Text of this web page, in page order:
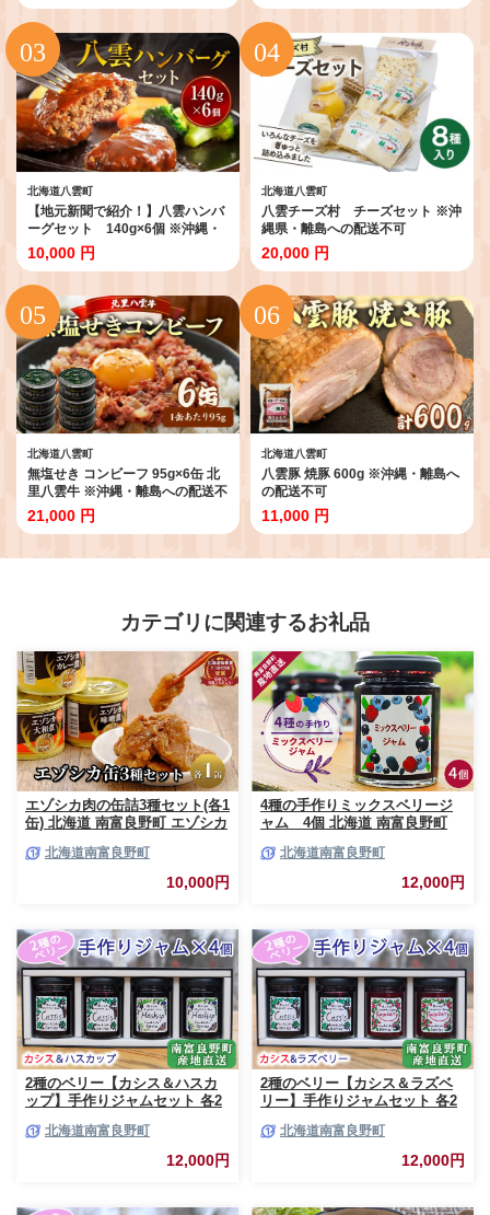
北海道八雲町
【地元新聞で紹介！】八雲ハンバ
ーグセット 140g×6個 ※沖縄・
離島への配送不可
10,000 円
北海道八雲町
八雲チーズ村 チーズセット ※沖
縄県・離島への配送不可
20,000 円
北海道八雲町
無塩せき コンビーフ 95g×6缶 北
里八雲牛 ※沖縄・離島への配送不
可
21,000 円
北海道八雲町
八雲豚 焼豚 600g ※沖縄・離島へ
の配送不可
11,000 円
カテゴリに関連するお礼品
エゾシカ肉の缶詰3種セット(各1
缶) 北海道 南富良野町 エゾシカ
合せ ジビエ 加工品 北海道産 国
産 おつまみ おかず 高たんぱく
低脂肪 鉄分 カレー 味噌 食べや
北海道南富良野町
10,000円
4種の手作りミックスベリージ
ャム 4個 北海道 南富良野町
合せ ブルーベリー てんさい糖
酸味 甘味 香り 甘酸っぱい 美味
北海道南富良野町
12,000円
2種のベリー【カシス＆ハスカ
ップ】手作りジャムセット 各2
シス ハスカップ ソース 果実 て
んさい糖 無農薬 ポリフェノー
北海道南富良野町
12,000円
2種のベリー【カシス＆ラズベ
リー】手作りジャムセット 各2
リー カシス ラズベリー ソース
果実 てんさい糖 無農薬
北海道南富良野町
12,000円